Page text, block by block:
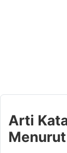
Arti
Menurut